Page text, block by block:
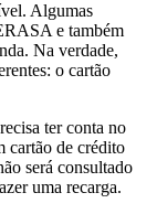
Algumas
e também
Na verdade,
o cartão
ter conta no
cartão de crédito
será consultado
uma recarga.